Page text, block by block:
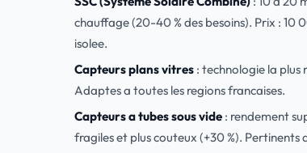
chauffage (20-40 % des besoins). Prix : 10
isolee.
Capteurs plans vitres: technologie la plus
Adaptes a toutes les regions francaises.
Capteurs a tubes sous vide: rendement
fragiles et plus couteux (+30 %). Pertinents